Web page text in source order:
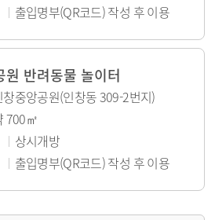
출입명부(QR코드) 작성 후 이용
원 반려동물 놀이터
창중앙공원(인창동 309-2번지)
700㎡
상시개방
출입명부(QR코드) 작성 후 이용